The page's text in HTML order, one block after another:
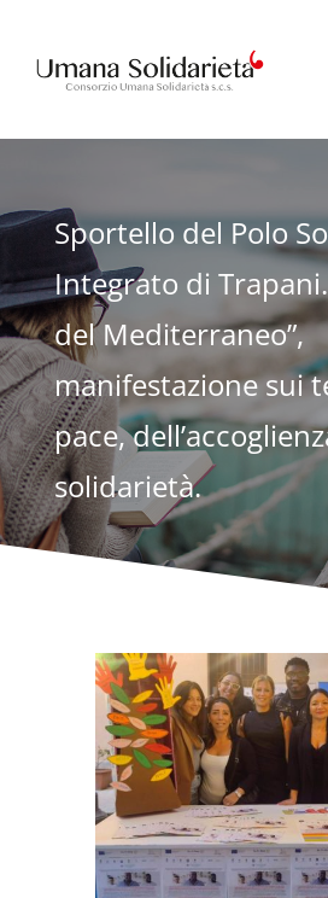
Sportello del Polo
Integrato di
del Mediterraneo”,
manifestazione sui
pace,
solidarietà.